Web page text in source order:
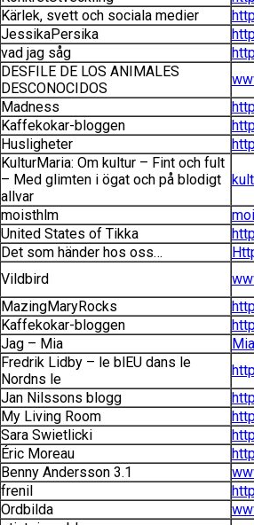
Kärlek, svett och sociala medier
JessikaPersika
vad jag såg
DESFILE DE LOS ANIMALES
DESCONOCIDOS
Madness
Kaffekokar-bloggen
Husligheter
KulturMaria: Om kultur – Fint och fult
– Med glimten i ögat och på blodigt
allvar
moisthlm
United States of Tikka
Det som händer hos oss…
Vildbird
MazingMaryRocks
Kaffekokar-bloggen
Jag – Mia
Fredrik Lidby – le blEU dans le
Nordns le
Jan Nilssons blogg
My Living Room
Sara Swietlicki
Éric Moreau
Benny Andersson 3.1
frenil
Ordbilda